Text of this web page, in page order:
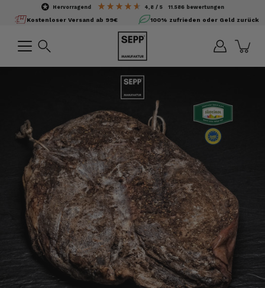
überspringen
Kostenloser Versand ab 99€
hervorragend 4,8 / 5 11.586 bewertungen
100% zufrieden oder Geld zurück